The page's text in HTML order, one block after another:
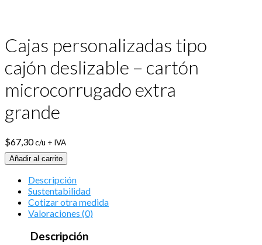
Cajas personalizadas tipo
cajón deslizable – cartón
microcorrugado extra
grande
$67,30c/u + IVA
Añadir al carrito
Descripción
Sustentabilidad
Cotizar otra medida
Valoraciones (0)
Descripción